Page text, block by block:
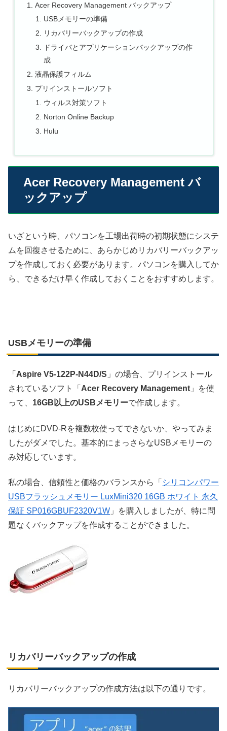
Acer Recovery Management バックアップ
USBメモリーの準備
リカバリーバックアップの作成
ドライバとアプリケーションバックアップの作
成
液晶保護フィルム
プリインストールソフト
ウィルス対策ソフト
Norton Online Backup
Hulu
Acer Recovery Management バ
ックアップ
いざという時、パソコンを工場出荷時の初期状態にシステ
ムを回復させるために、あらかじめリカバリーバックアッ
プを作成しておく必要があります。パソコンを購入してか
ら、できるだけ早く作成しておくことをおすすめします。
USBメモリーの準備
「 Aspire V5-122P-N44D/S 」の場合、プリインストール
されているソフト「 Acer Recovery Management 」を使
って、 16GB以上のUSBメモリーで作成します。
はじめにDVD-Rを複数枚使ってできないか、やってみま
したがダメでした。基本的にまっさらなUSBメモリーの
み対応しています。
私の場合、信頼性と価格のバランスから「 シリコンパワー
USBフラッシュメモリー LuxMini320 16GB ホワイト 永久
保証 SP016GBUF2320V1W 」を購入しましたが、特に問
題なくバックアップを作成することができました。
リカバリーバックアップの作成
リカバリーバックアップの作成方法は以下の通りです。